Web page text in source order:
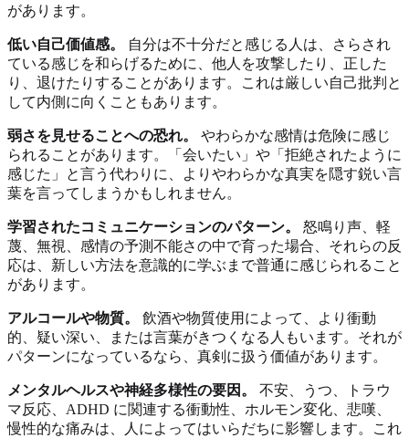
があります。
低い自己価値感。
自分は不十分だと感じる人は、さらされ
ている感じを和らげるために、他人を攻撃したり、正した
り、退けたりすることがあります。これは厳しい自己批判と
して内側に向くこともあります。
弱さを見せることへの恐れ。
やわらかな感情は危険に感じ
られることがあります。「会いたい」や「拒絶されたように
感じた」と言う代わりに、よりやわらかな真実を隠す鋭い言
葉を言ってしまうかもしれません。
学習されたコミュニケーションのパターン。
怒鳴り声、軽
蔑、無視、感情の予測不能さの中で育った場合、それらの反
応は、新しい方法を意識的に学ぶまで普通に感じられること
があります。
アルコールや物質。
飲酒や物質使用によって、より衝動
的、疑い深い、または言葉がきつくなる人もいます。それが
パターンになっているなら、真剣に扱う価値があります。
メンタルヘルスや神経多様性の要因。
不安、うつ、トラウ
マ反応、ADHD に関連する衝動性、ホルモン変化、悲嘆、
慢性的な痛みは、人によってはいらだちに影響します。これ